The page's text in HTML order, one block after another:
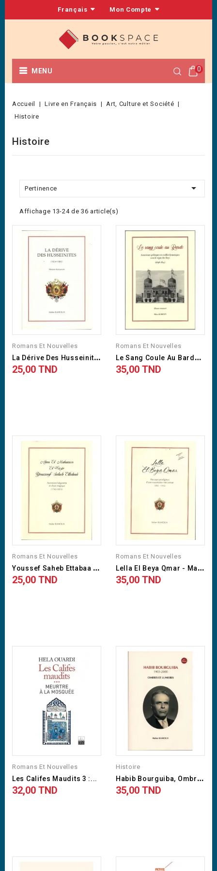
Français Mon Compte
0
MENU
Accueil Livre en Français
Art, Culture et Société
Histoire
Histoire
Pertinence 
Affichage 13-24 de 36 article(s)
Romans Et Nouvelles
L
A Dérive Des Husseinites -...
Prix
25,00 TND
Romans Et Nouvelles
L
E Sang Coule Au Bardo -...
Prix
35,00 TND
Romans Et Nouvelles
Y
Oussef Saheb Ettabaa -...
Prix
25,00 TND
Romans Et Nouvelles
L
Ella El Beya Qmar - Maher...
Prix
35,00 TND
Romans Et Nouvelles
Les Califes Maudits 3 :...
Prix
32,00 TND
Histoire
H
Abib Bourguiba, Ombres Et...
Prix
35,00 TND